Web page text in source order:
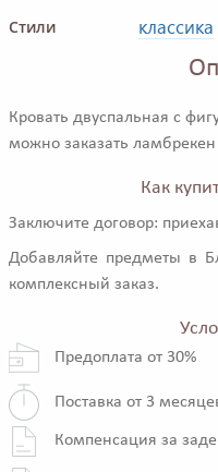
Стили классика
Кровать двуспальная с
можно заказать
Как
Заключите договор:
Добавляйте предметы в
комплексный заказ.
Предоплата от 30%
Поставка от 3
Компенсация за